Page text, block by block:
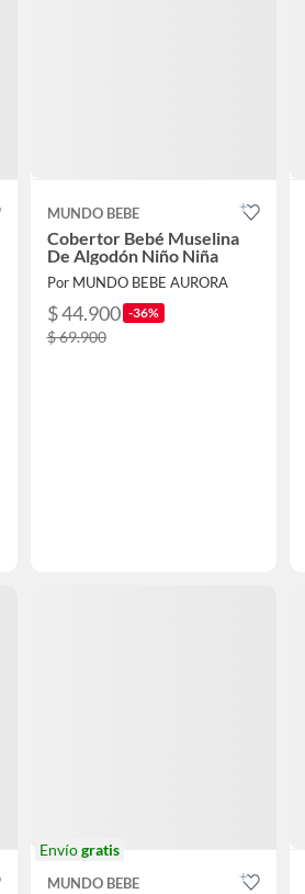
MUNDO BEBE
Cobertor Bebé Muselina
De Algodón Niño Niña
Por MUNDO BEBE AURORA
$ 44.900 -36%
$ 69.900
Envíogratis
MUNDO BEBE